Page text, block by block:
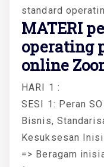
standard
MATERI
operating
online
HARI 1 :
SESI 1: Peran
Bisnis,
Kesuksesan
=> Beragam